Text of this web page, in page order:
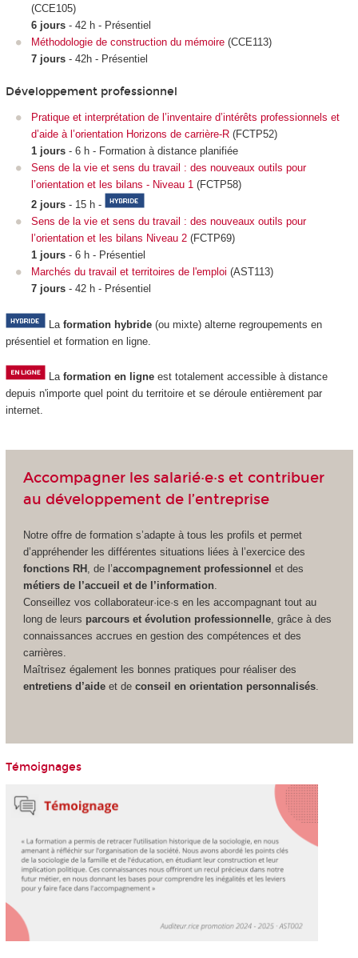
(CCE105)
6 jours - 42 h - Présentiel
Méthodologie de construction du mémoire (CCE113)
7 jours - 42h - Présentiel
Développement professionnel
Pratique et interprétation de l’inventaire d’intérêts professionnels et
d’aide à l’orientation Horizons de carrière-R (FCTP52)
1 jours - 6 h - Formation à distance planifiée
Sens de la vie et sens du travail : des nouveaux outils pour
l’orientation et les bilans - Niveau 1 (FCTP58)
2 jours - 15 h -
Sens de la vie et sens du travail : des nouveaux outils pour
l’orientation et les bilans Niveau 2 (FCTP69)
1 jours - 6 h - Présentiel
Marchés du travail et territoires de l'emploi (AST113)
7 jours - 42 h - Présentiel
La formation hybride(ou mixte) alterne regroupements en
présentiel et formation en ligne.
La formation en ligneest totalement accessible à distance
depuis n'importe quel point du territoire et se déroule entièrement par
internet.
Accompagner les salarié·e·s et contribuer
au développement de l’entreprise
Notre offre de formation s’adapte à tous les profils et permet
d’appréhender les différentes situations liées à l’exercice des
fonctions RH, de l’accompagnement professionnel et des
métiers de l’accueil et de l’information
Conseillez vos collaborateur·ice·s en les accompagnant tout au
long de leurs parcours et évolution professionnelle, grâce à des
connaissances accrues en gestion des compétences et des
carrières.
Maîtrisez également les bonnes pratiques pour réaliser des
entretiens d’aideet de conseil en orientation personnalisés.
Témoignages